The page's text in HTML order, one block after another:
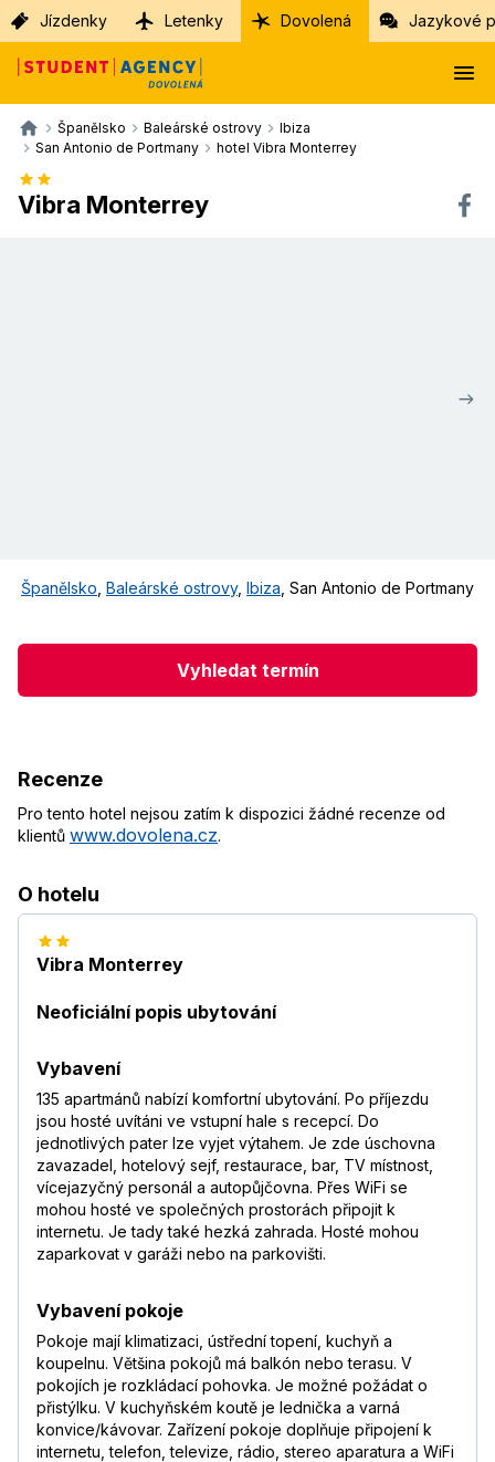
Jízdenky Letenky Dovolená Jazykové
Španělsko Baleárské ostrovy
Ibiza
San Antonio de Portmany
hotel Vibra Monterrey
Vibra Monterrey
Španělsko Baleárské ostrovy, Ibiza San Antonio de Portmany
Vyhledat termín
Recenze
Pro tento hotel nejsou zatím k dispozici žádné recenze od
klientů www.dovolena.cz.
O hotelu
Vibra Monterrey
Neoficiální popis ubytování
Vybavení
135 apartmánů nabízí komfortní ubytování. Po příjezdu
jsou hosté uvítáni ve vstupní hale s recepcí. Do
jednotlivých pater lze vyjet výtahem. Je zde úschovna
zavazadel, hotelový sejf, restaurace, bar, TV místnost,
vícejazyčný personál a autopůjčovna. Přes WiFi se
mohou hosté ve společných prostorách připojit k
internetu. Je tady také hezká zahrada. Hosté mohou
zaparkovat v garáži nebo na parkovišti.
Vybavení pokoje
Pokoje mají klimatizaci, ústřední topení, kuchyň a
koupelnu. Většina pokojů má balkón nebo terasu. V
pokojích je rozkládací pohovka. Je možné požádat o
přistýlku. V kuchyňském koutě je lednička a varná
konvice/kávovar. Zařízení pokoje doplňuje připojení k
internetu, telefon, televize, rádio, stereo aparatura a WiFi